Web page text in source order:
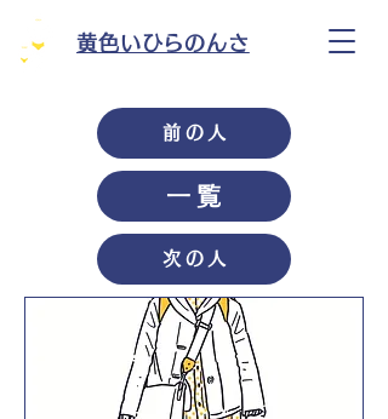
黄色いひらのんさ
前の人
一覧
次の人